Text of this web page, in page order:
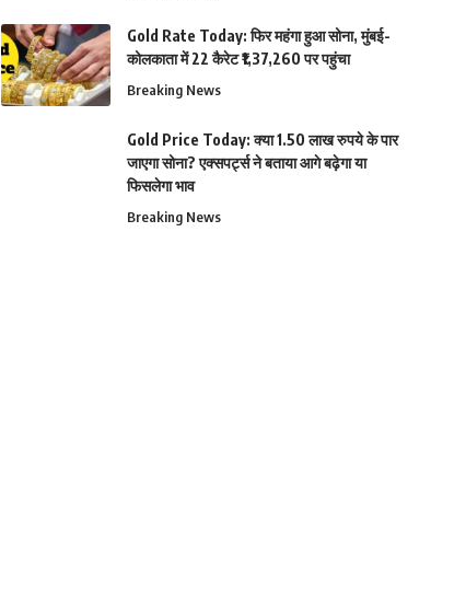
Gold Rate Today: फिर महंगा हुआ सोना, मुंबई-
कोलकाता में 22 कैरेट ₹1,37,260 पर पहुंचा
Breaking News
Gold Price Today: क्या 1.50 लाख रुपये के पार
जाएगा सोना? एक्सपर्ट्स ने बताया आगे बढ़ेगा या
फिसलेगा भाव
Breaking News